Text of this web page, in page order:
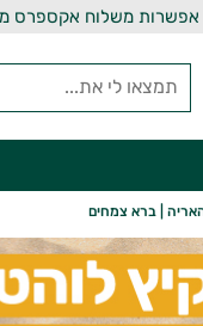
אפשרות משלוח אקספרס
| ברא צמחים